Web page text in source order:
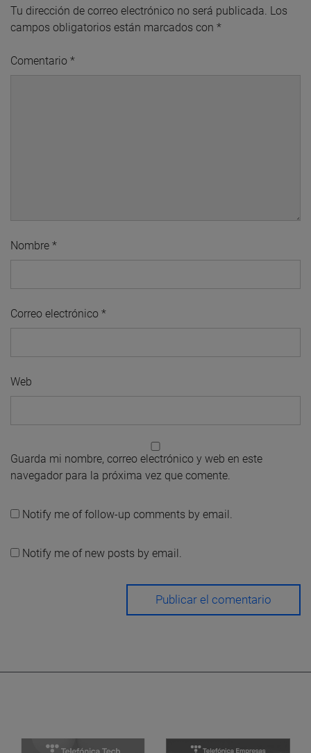
Tu dirección de correo electrónico no será publicada. Los
campos obligatorios están marcados con *
Comentario *
Nombre *
Correo electrónico *
Web
Guarda mi nombre, correo electrónico y web en este
navegador para la próxima vez que comente.
Notify me of follow-up comments by email.
Notify me of new posts by email.